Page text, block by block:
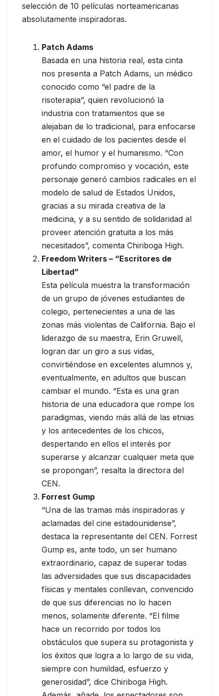
selección de 10 películas norteamericanas
absolutamente inspiradoras.
Patch Adams
Basada en una historia real, esta cinta
nos presenta a Patch Adams, un médico
conocido como “el padre de la
risoterapia”, quien revolucionó la
industria con tratamientos que se
alejaban de lo tradicional, para enfocarse
en el cuidado de los pacientes desde el
amor, el humor y el humanismo. “Con
profundo compromiso y vocación, este
personaje generó cambios radicales en el
modelo de salud de Estados Unidos,
gracias a su mirada creativa de la
medicina, y a su sentido de solidaridad al
proveer atención gratuita a los más
necesitados”, comenta Chiriboga High.
Freedom Writers – “Escritores de
Libertad”
Esta película muestra la transformación
de un grupo de jóvenes estudiantes de
colegio, pertenecientes a una de las
zonas más violentas de California. Bajo el
liderazgo de su maestra, Erin Gruwell,
logran dar un giro a sus vidas,
convirtiéndose en excelentes alumnos y,
eventualmente, en adultos que buscan
cambiar el mundo. “Esta es una gran
historia de una educadora que rompe los
paradigmas, viendo más allá de las etnias
y los antecedentes de los chicos,
despertando en ellos el interés por
superarse y alcanzar cualquier meta que
se propongan”, resalta la directora del
CEN.
Forrest Gump
“Una de las tramas más inspiradoras y
aclamadas del cine estadounidense”,
destaca la representante del CEN. Forrest
Gump es, ante todo, un ser humano
extraordinario, capaz de superar todas
las adversidades que sus discapacidades
físicas y mentales conllevan, convencido
de que sus diferencias no lo hacen
menos, solamente diferente. “El filme
hace un recorrido por todos los
obstáculos que supera su protagonista y
los éxitos que logra a lo largo de su vida,
siempre con humildad, esfuerzo y
generosidad”, dice Chiriboga High.